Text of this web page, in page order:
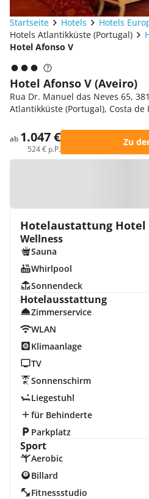
Startseite Hotels Hotels
Hotels Atlantikküste (Portugal)
Hotel Afonso V
Hotel Afonso V (Aveiro)
Rua Dr. Manuel das Neves 65,
Atlantikküste (Portugal), Costa de
ab 1.047 €
524 € p.P.
Zu
Hotelaustattung Hotel
Wellness
Sauna
Whirlpool
Sonnendeck
Hotelausstattung
Zimmerservice
WLAN
Klimaanlage
TV
Sonnenschirm
Liegestuhl
für Behinderte
Parkplatz
Sport
Aerobic
Billard
Fitnessstudio